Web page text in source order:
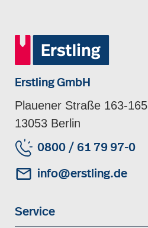
Erstling GmbH
Plauener Straße 163-165
13053 Berlin
0800 / 61 79 97-0
info@erstling.de
Service